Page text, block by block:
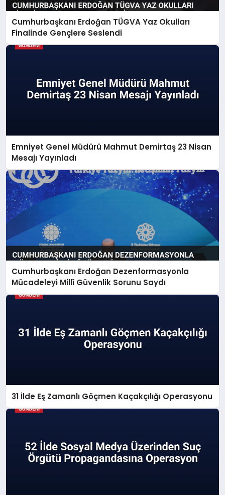
Cumhurbaşkanı Erdoğan TÜGVA Yaz Okulları
Finalinde Gençlere Seslendi
Emniyet Genel Müdürü Mahmut Demirtaş 23 Nisan
Mesajı Yayınladı
Cumhurbaşkanı Erdoğan Dezenformasyonla
Mücadeleyi Millî Güvenlik Sorunu Saydı
31 İlde Eş Zamanlı Göçmen Kaçakçılığı Operasyonu